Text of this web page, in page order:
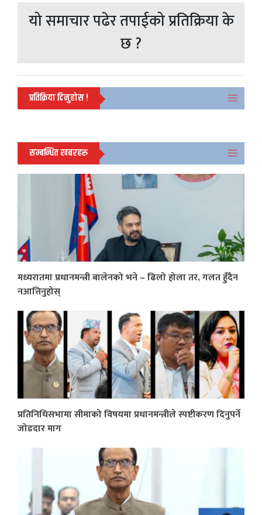
यो समाचार पढेर तपाईको प्रतिक्रिया के
छ ?
प्रतिक्रिया दिनुहोस !
सम्बन्धित खबरहरु
मध्यरातमा प्रधानमन्त्री बालेनको भने – ढिलो होला तर, गलत हुँदैन
नआत्तिनुहोस्
प्रतिनिधिसभामा सीमाको विषयमा प्रधानमन्त्रीले स्पष्टीकरण दिनुपर्ने
जोडदार माग